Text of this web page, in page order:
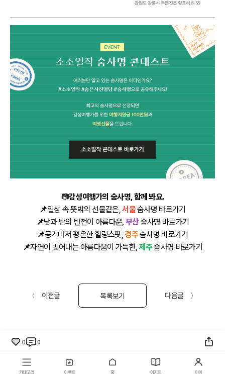
0 0
📷감성여행가의 숨사명, 함께 봐요.
📌일상 속 뜻밖의 선물같은,서울숨사명 바로가기
📌낮과 밤의 반전이 아름다운, 부산 숨사명 바로가기
📌공기마저 평온한 힐링스팟,경주숨사명 바로가기
📌자연이 빚어내는 아름다움이 가득한, 제주숨사명 바로가기
〈 이전글 목록보기 다음글 〉
카테고리 이벤트 홈 아지트 마이